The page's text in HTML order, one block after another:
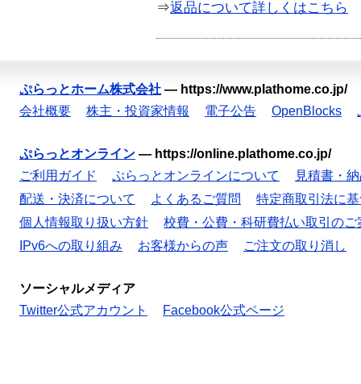
⇒返品について詳しくはこちら
ぷらっとホーム株式会社 — https://www.plathome.co.jp/
会社概要
株主・投資家情報 電子公告 OpenBlocks
ぷらっとオンライン — https://online.plathome.co.jp/
ご利用ガイド
ぷらっとオンラインについて
見積書・
配送・決済について
よくあるご質問
特定商取引法に
個人情報取り扱い方針
校費・公費・科研費払い取引のご
IPv6への取り組み
お客様からの声 ご注文の取り消し
ソーシャルメディア
Twitter公式アカウント
Facebook公式ページ